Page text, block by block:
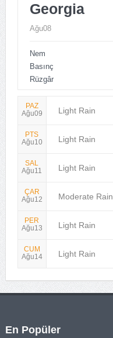
Georgia
Ağu08
Nem
Basınç
Rüzgâr
PAZ
Ağu09
Light Rain
PTS
Ağu10
Light Rain
SAL
Ağu11
Light Rain
ÇAR
Ağu12
Moderate Rain
PER
Ağu13
Light Rain
CUM
Ağu14
Light Rain
En Popüler